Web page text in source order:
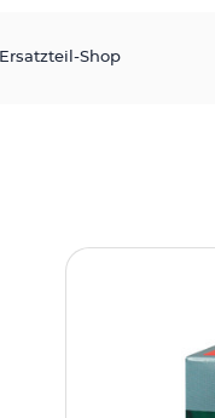
Ersatzteil-Shop